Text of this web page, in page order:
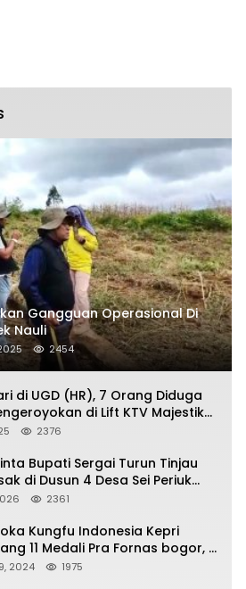
Gangguan Operasional Di
Nauli
2454
di UGD (HR), 7 Orang Diduga
di Lift KTV Majestik
Bebas, Kantor Hukum JAP
2376
Bupati Sergai Turun Tinjau
di Dusun 4 Desa Sei Periuk
2361
Kungfu Indonesia Kepri
11 Medali Pra Fornas bogor, 3
8 Perunggu.
2024 1975